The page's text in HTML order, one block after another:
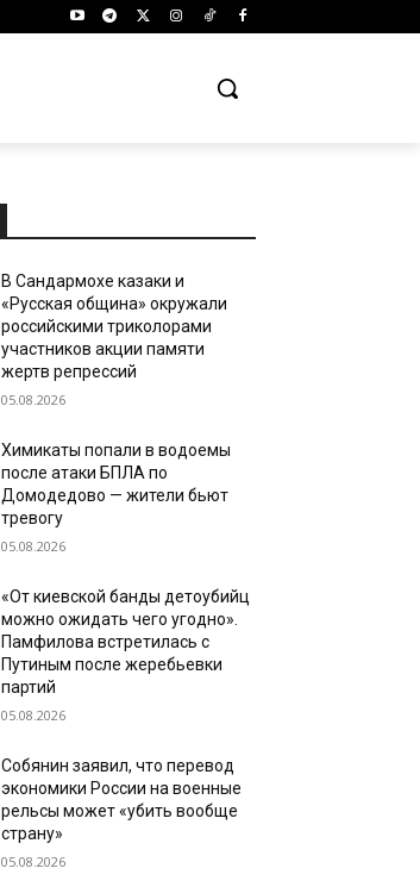
В Сандармохе казаки и
«Русская община» окружали
российскими триколорами
участников акции памяти
жертв репрессий
05.08.2026
Химикаты попали в водоемы
после атаки БПЛА по
Домодедово — жители бьют
тревогу
05.08.2026
«От киевской банды детоубийц
можно ожидать чего угодно».
Памфилова встретилась с
Путиным после жеребьевки
партий
05.08.2026
Собянин заявил, что перевод
экономики России на военные
рельсы может «убить вообще
страну»
05.08.2026